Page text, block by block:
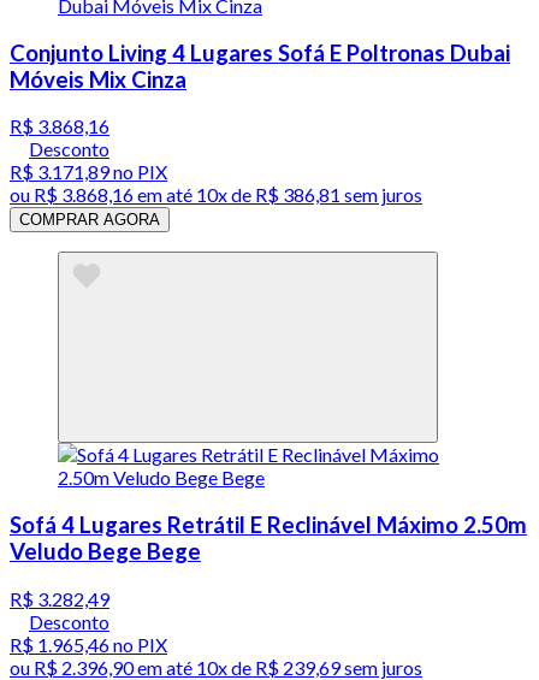
Conjunto Living 4 Lugares Sofá E Poltronas Dubai
Móveis Mix Cinza
R$ 3.868,16
Desconto
R$ 3.171,89no PIX
ou R$ 3.868,16em até 10x de R$ 386,81 sem juros
COMPRAR AGORA
Sofá 4 Lugares Retrátil E Reclinável Máximo 2.50m
Veludo Bege Bege
R$ 3.282,49
Desconto
R$ 1.965,46no PIX
ou R$ 2.396,90em até 10x de R$ 239,69 sem juros